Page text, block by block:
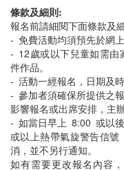
條款及細則:
報名前請細閱下面條款及
- 免費活動均須預先於網
- ⁠12歲或以下兒童如需由
件作品。
- 活動一經報名，日期及
-⁠ 參加者須確保所提供之
影響報名或出席安排，主
- ⁠如當日早上 8:00 或以
或以上熱帶氣旋警告信號
消，並不另行通知。
如有需要更改報名內容